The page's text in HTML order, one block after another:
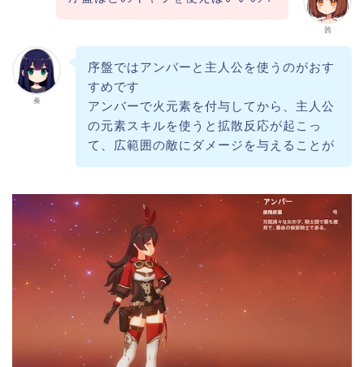
茜
奏
序盤ではアンバーと主人公を使うのがおす
すめです
アンバーで火元素を付与してから、主人公
の元素スキルを使うと拡散反応が起こっ
て、広範囲の敵にダメージを与えることが